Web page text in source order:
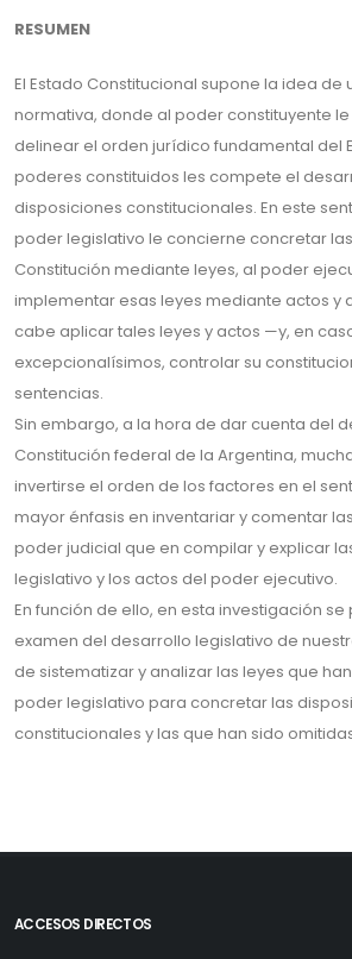
RESUMEN
El Estado Constitucional supone la idea de
normativa, donde al poder constituyente
delinear el orden jurídico fundamental del
poderes constituidos les compete el
disposiciones constitucionales. En este
poder legislativo le concierne concretar
Constitución mediante leyes, al poder
implementar esas leyes mediante actos y
cabe aplicar tales leyes y actos —y, en
excepcionalísimos, controlar su
sentencias.
Sin embargo, a la hora de dar cuenta del
Constitución federal de la Argentina,
invertirse el orden de los factores en el
mayor énfasis en inventariar y comentar
poder judicial que en compilar y explicar
legislativo y los actos del poder ejecutivo.
En función de ello, en esta investigación
examen del desarrollo legislativo de
de sistematizar y analizar las leyes que
poder legislativo para concretar las
constitucionales y las que han sido
ACCESOS DIRECTOS